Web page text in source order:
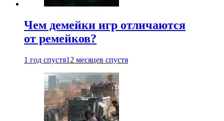
Чем демейки игр отличаются
от ремейков?
1 год спустя12 месяцев спустя